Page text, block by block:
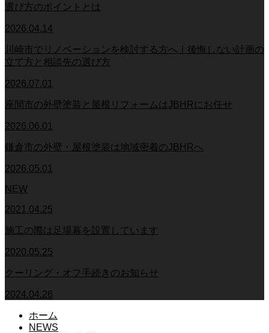
選び方のポイントとは
2026.04.14
川崎市でリノベーションを検討する方へ｜後悔しない計画の
立て方と相談先の選び方
2026.07.01
座間市の外壁塗装と屋根リフォームはJBHRにお任せ
2026.06.01
鎌倉市の外壁・屋根塗装は地域密着のJBHRへ
2026.05.01
NEW
2021.04.25
施工の際は足場幕を設置しています
2020.05.25
クーリング・オフ手続きのお知らせ
2024.04.26
ホーム
NEWS